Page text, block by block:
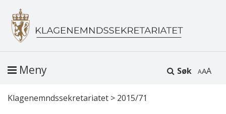
Søk A
Meny
Klagenemndssekretariatet > 2015/71